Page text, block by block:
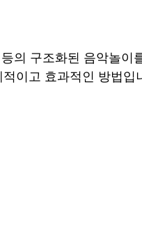
의 구조화된 음악놀이
이고 효과적인 방법입